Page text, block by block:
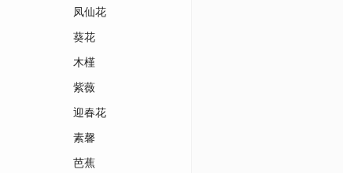
凤仙花
葵花
木槿
紫薇
迎春花
素馨
芭蕉